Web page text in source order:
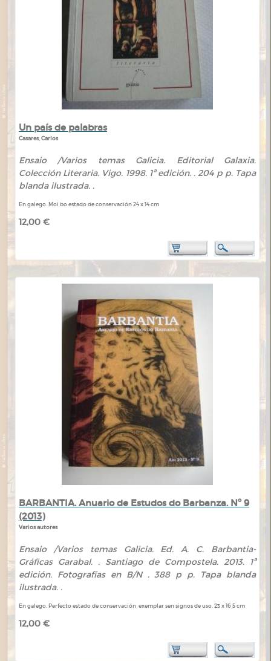
Un país de palabras
Casares, Carlos
Ensaio /Varios temas Galicia. Editorial Galaxia.
Colección Literaria. Vigo. 1998. 1ª edición. . 204 p p. Tapa
blanda ilustrada. .
En galego. Moi bo estado de conservación 24 x 14 cm
12,00 €
BARBANTIA. Anuario de Estudos do Barbanza. Nº 9
(2013)
Varios autores
Ensaio /Varios temas Galicia. Ed. A. C. Barbantia-
Gráficas Garabal. . Santiago de Compostela. 2013. 1ª
edición. Fotografías en B/N . 388 p p. Tapa blanda
ilustrada. .
En galego. Perfecto estado de conservación, exemplar sen signos de uso. 23 x 16,5 cm
12,00 €